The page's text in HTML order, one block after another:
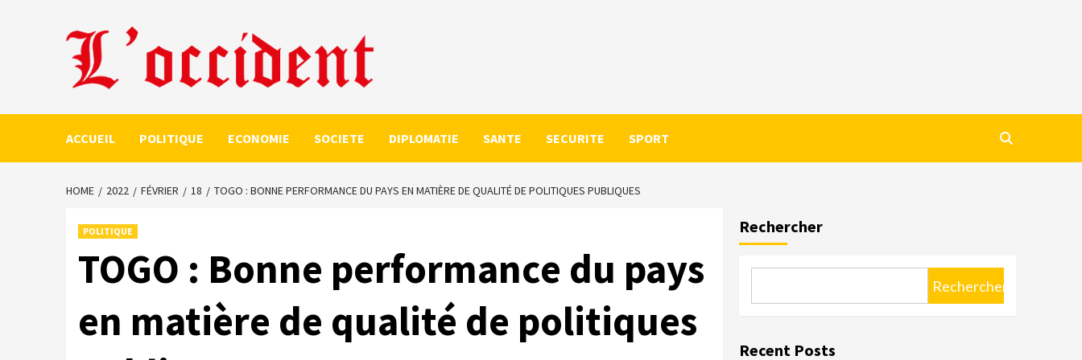
ACCUEIL POLITIQUE ECONOMIE SOCIETE DIPLOMATIE SANTE SECURITE SPORT
HOME 2022 FÉVRIER 18 TOGO : BONNE PERFORMANCE DU PAYS EN MATIÈRE DE QUALITÉ DE POLITIQUES PUBLIQUES
POLITIQUE
TOGO : Bonne performance du pays
en matière de qualité de politiques
Rechercher
Rechercher
Recent Posts